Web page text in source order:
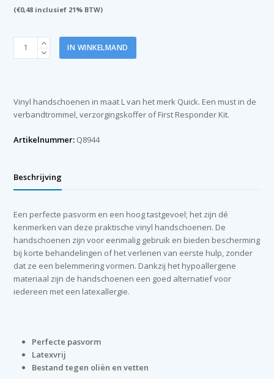
(€0,48 inclusief 21% BTW)
Vinyl
handschoenen
paar
verpakt
IN WINKELMAND
Vinyl handschoenen in maat L van het merk Quick. Een must in de
verbandtrommel, verzorgingskoffer of First Responder Kit.
Artikelnummer: Q8944
Beschrijving
Een perfecte pasvorm en een hoog tastgevoel; het zijn dé
kenmerken van deze praktische vinyl handschoenen. De
handschoenen zijn voor eenmalig gebruik en bieden bescherming
bij korte behandelingen of het verlenen van eerste hulp, zonder
dat ze een belemmering vormen. Dankzij het hypoallergene
materiaal zijn de handschoenen een goed alternatief voor
iedereen met een latexallergie.
Perfecte pasvorm
Latexvrij
Bestand tegen oliën en vetten